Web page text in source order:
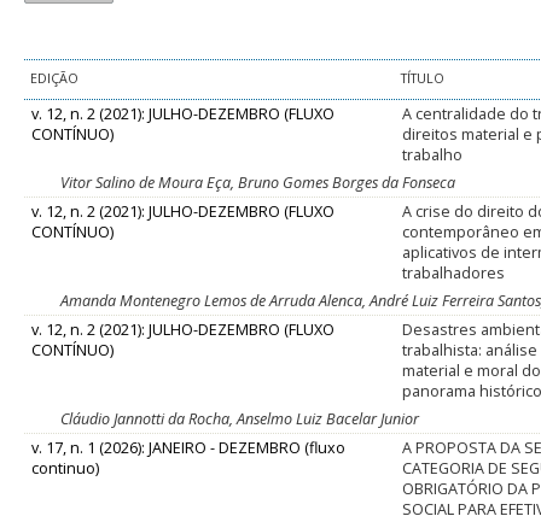
EDIÇÃO TÍTULO
v. 12, n. 2 (2021): JULHO-DEZEMBRO (FLUXO
CONTÍNUO)
A centralidade do
direitos material e
trabalho
Vitor Salino de Moura Eça, Bruno Gomes Borges da Fonseca
v. 12, n. 2 (2021): JULHO-DEZEMBRO (FLUXO
CONTÍNUO)
A crise do direito
contemporâneo
aplicativos de
trabalhadores
Amanda Montenegro Lemos de Arruda Alenca, André Luiz Ferreira
v. 12, n. 2 (2021): JULHO-DEZEMBRO (FLUXO
CONTÍNUO)
Desastres
trabalhista:
material e moral
panorama
Cláudio Jannotti da Rocha, Anselmo Luiz Bacelar Junior
v. 17, n. 1 (2026): JANEIRO - DEZEMBRO (fluxo
continuo)
A PROPOSTA DA
CATEGORIA DE
OBRIGATÓRIO DA
SOCIAL PARA